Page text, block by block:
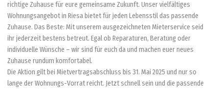
richtige Zuhause für eure gemeinsame Zukunft. Unser vielfältiges
Wohnungsangebot in Riesa bietet für jeden Lebensstil das passende
Zuhause. Das Beste: Mit unserem ausgezeichneten Mieterservice seid
ihr jederzeit bestens betreut. Egal ob Reparaturen, Beratung oder
individuelle Wünsche – wir sind für euch da und machen euer neues
Zuhause rundum komfortabel.
Die Aktion gilt bei Mietvertragsabschluss bis 31. Mai 2025 und nur so
lange der Wohnungs-Vorrat reicht. Jetzt schnell sein und die passende